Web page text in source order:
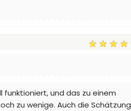
funktioniert, und das zu einem
zu wenige. Auch die Schätzung